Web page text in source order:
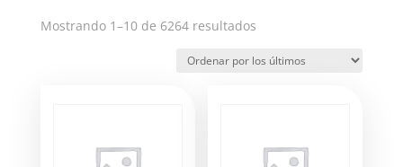
Mostrando 1–10 de 6264 resultadosOrdenado
los